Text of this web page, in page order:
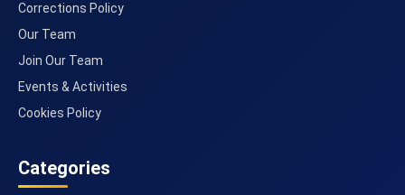
Corrections Policy
Our Team
Join Our Team
Events & Activities
Cookies Policy
Categories